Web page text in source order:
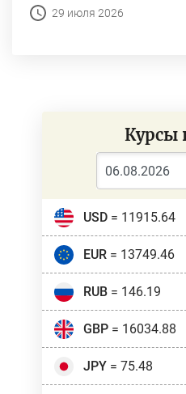
29 июля 2026
Курсы
USD= 11915.64
EUR= 13749.46
RUB= 146.19
GBP= 16034.88
JPY= 75.48